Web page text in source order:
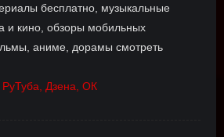
бесплатно, музыкальные
и кино, обзоры мобильных
аниме, дорамы смотреть
РуТуба, Дзена, ОК